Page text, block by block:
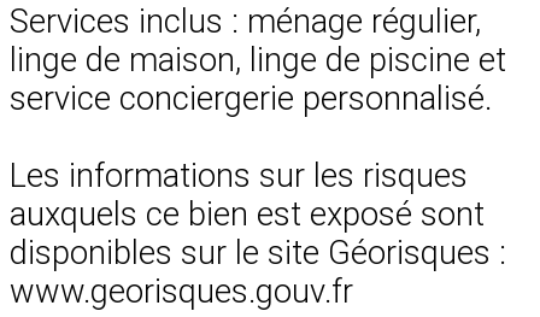
Services inclus : ménage régulier,
linge de maison, linge de piscine et
service conciergerie personnalisé.
Les informations sur les risques
auxquels ce bien est exposé sont
disponibles sur le site Géorisques :
www.georisques.gouv.fr